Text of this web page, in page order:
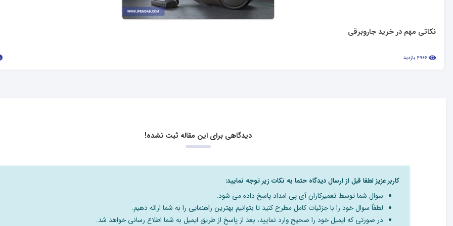
نکاتی مهم در خرید جاروبرقی
دیدگاهی برای این مقاله ثبت نشده!
کاربر عزیز لطفا قبل از ارسال دیدگاه حتما به نکات زیر توجه نمایید:
سوال شما توسط تعمیرکاران آی پی امداد پاسخ داده می شود.
لطفاً سوال خود را با جزئیات کامل مطرح کنید تا بتوانیم بهترین راهنمایی را به شما ارائه دهیم.
در صورتی که ایمیل خود را صحیح وارد نمایید، بعد از پاسخ از طریق ایمیل به شما اطلاع رسانی خواهد شد.